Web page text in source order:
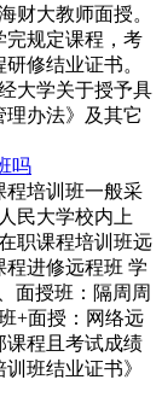
财大教师面授。
完规定课程，考
修结业证书。
大学关于授予具
办法》及其它
吗
程培训班一般采
民大学校内上
职课程培训班远
进修远程班 学
面授班：隔周周
+面授：网络远
课程且考试成绩
班结业证书》